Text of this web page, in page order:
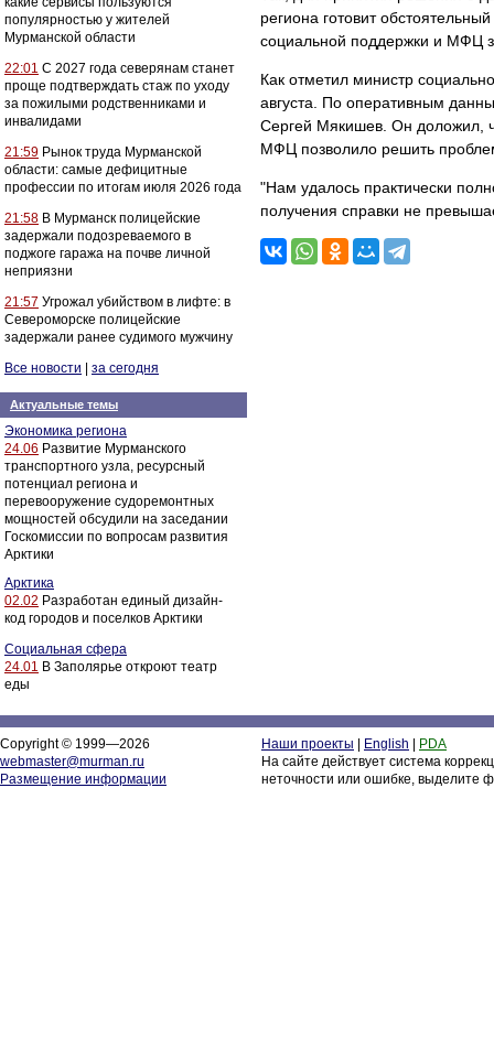
популярностью у жителей
Мурманской области
22:01 С 2027 года северянам станет
проще подтверждать стаж по уходу
за пожилыми родственниками и
инвалидами
21:59 Рынок труда Мурманской
области: самые дефицитные
профессии по итогам июля 2026 года
21:58 В Мурманск полицейские
задержали подозреваемого в
поджоге гаража на почве личной
неприязни
21:57 Угрожал убийством в лифте: в
Североморске полицейские
задержали ранее судимого мужчину
Все новости
за сегодня
Актуальные темы
Экономика региона
24.06 Развитие Мурманского
транспортного узла, ресурсный
потенциал региона и
перевооружение судоремонтных
мощностей обсудили на заседании
Госкомиссии по вопросам развития
Арктики
Арктика
02.02 Разработан единый дизайн-
код городов и поселков Арктики
Социальная сфера
24.01 В Заполярье откроют театр
еды
региона готовит
социальной поддержки и МФЦ
Как отметил министр
августа. По оперативным
Сергей Мякишев. Он доложил,
МФЦ позволило решить
"Нам удалось практически
получения справки не
Copyright © 1999—2026
webmaster@murman.ru
Размещение информации
Наши проекты English
PDA
На сайте действует система
неточности или ошибке, выделите